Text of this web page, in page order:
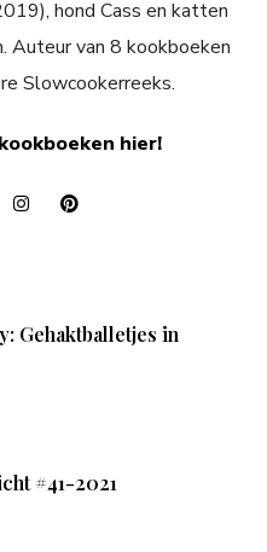
hond Cass en katten
Auteur van 8 kookboeken
Slowcookerreeks.
hier!
Gehaktballetjes in
#41-2021